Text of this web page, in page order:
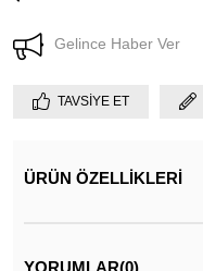
Gelince Haber Ver
TAVSIYE ET
ÜRÜN ÖZELLIKLERI